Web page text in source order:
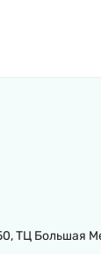
ТЦ Большая